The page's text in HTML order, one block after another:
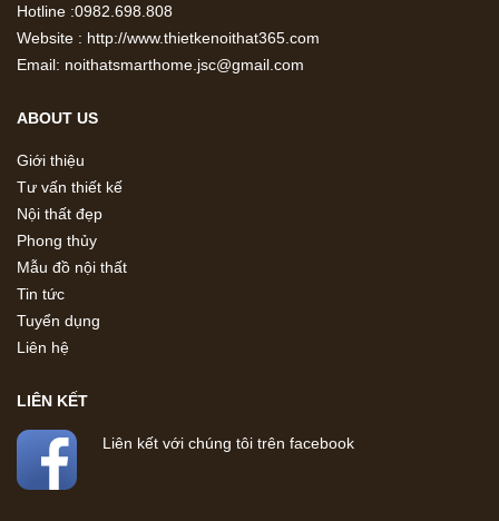
Hotline :0982.698.808
Website : http://www.thietkenoithat365.com
Email: noithatsmarthome.jsc@gmail.com
ABOUT US
Giới thiệu
Tư vấn thiết kế
Nội thất đẹp
Phong thủy
Mẫu đồ nội thất
Tin tức
Tuyển dụng
Liên hệ
LIÊN KẾT
Liên kết với chúng tôi trên facebook